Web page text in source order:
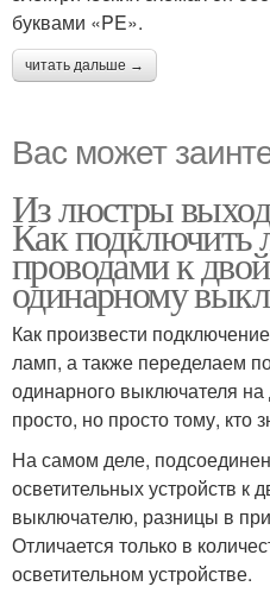
буквами «PE».
читать дальше →
Вас может
Из люстры
Как подключить
проводами к
одинарному
Как произвести
ламп, а также переделаем
одинарного выключателя
просто, но просто тому, кто
На самом деле,
осветительных устройств к
выключателю, разницы в
Отличается только в
осветительном устройстве.